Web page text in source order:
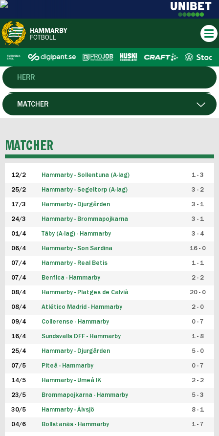
HERR
DAM
P19
F19
FUTSAL HERR
FUTSAL DAM
MATCHER
MATCHER
12/2 Hammarby - Sollentuna (A-lag) 1 - 3
25/2 Hammarby - Segeltorp (A-lag) 3 - 2
17/3 Hammarby - Djurgården 3 - 1
24/3 Hammarby - Brommapojkarna 3 - 1
01/4 Täby (A-lag) - Hammarby 3 - 4
06/4 Hammarby - Son Sardina 16 - 0
07/4 Hammarby - Real Betis 1 - 1
07/4 Benfica - Hammarby 2 - 2
08/4 Hammarby - Platges de Calvià 20 - 0
08/4 Atlético Madrid - Hammarby 2 - 0
09/4 Collerense - Hammarby 0 - 7
16/4 Sundsvalls DFF - Hammarby 1 - 8
25/4 Hammarby - Djurgården 5 - 0
07/5 Piteå - Hammarby 0 - 7
14/5 Hammarby - Umeå IK 2 - 2
23/5 Brommapojkarna - Hammarby 5 - 3
30/5 Hammarby - Älvsjö 8 - 1
04/6 Bollstanäs - Hammarby 1 - 7